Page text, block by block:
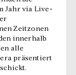
Jahr via Live-
Zeitzonen
innerhalb
alle
präsentiert